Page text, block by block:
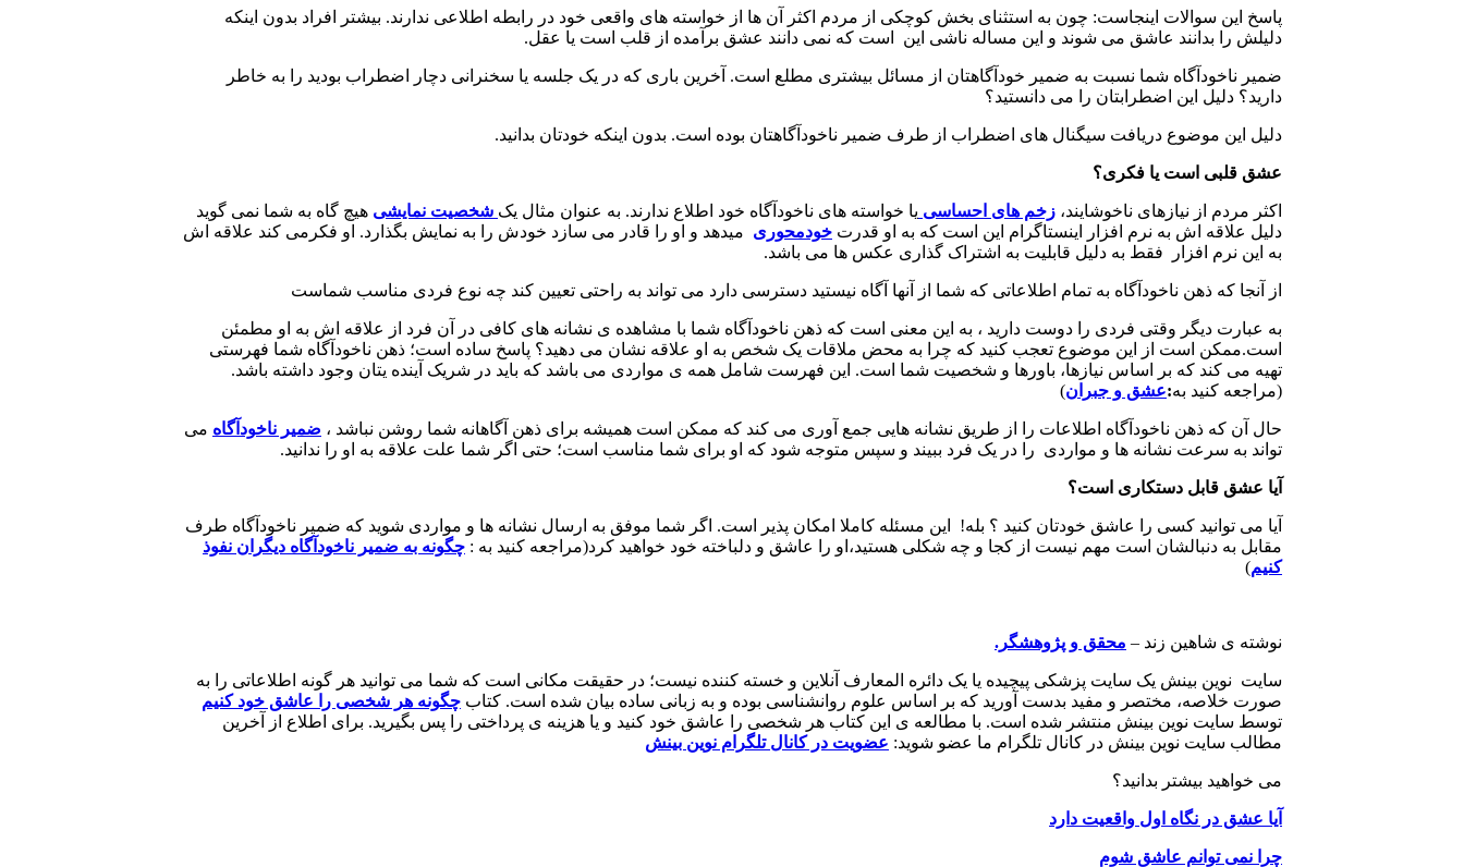
پاسخ این سوالات اینجاست: چون به استثنای بخش کوچکی از مردم اکثر آن ها از خواسته های واقعی خود در رابطه اطلاعی ندارند. بیشتر افراد بدون اینکه
دلیلش را بدانند عاشق می شوند و این مساله ناشی این است که نمی دانند عشق برآمده از قلب است یا عقل.
ضمیر ناخودآگاه شما نسبت به ضمیر خودآگاهتان از مسائل بیشتری مطلع است. آخرین باری که در یک جلسه یا سخنرانی دچار اضطراب بودید را به خاطر
دارید؟ دلیل این اضطرابتان را می دانستید؟
دلیل این موضوع دریافت سیگنال های اضطراب از طرف ضمیر ناخودآگاهتان بوده است. بدون اینکه خودتان بدانید.
عشق قلبی است یا فکری؟
اکثر مردم از نیازهای ناخوشایند، زخم های احساسی یا خواسته های ناخودآگاه خود اطلاع ندارند. به عنوان مثال یک شخصیت نمایشی هیچ گاه به شما نمی گوید
دلیل علاقه اش به نرم افزار اینستاگرام این است که به او قدرت خودمحوری میدهد و او را قادر می سازد خودش را به نمایش بگذارد. او فکرمی کند علاقه اش
به این نرم افزار فقط به دلیل قابلیت به اشتراک گذاری عکس ها می باشد.
از آنجا که ذهن ناخودآگاه به تمام اطلاعاتی که شما از آنها آگاه نیستید دسترسی دارد می تواند به راحتی تعیین کند چه نوع فردی مناسب شماست
به عبارت دیگر وقتی فردی را دوست دارید ، به این معنی است که ذهن ناخودآگاه شما با مشاهده ی نشانه های کافی در آن فرد از علاقه اش به او مطمئن
است.ممکن است از این موضوع تعجب کنید که چرا به محض ملاقات یک شخص به او علاقه نشان می دهید؟ پاسخ ساده است؛ ذهن ناخودآگاه شما فهرستی
تهیه می کند که بر اساس نیازها، باورها و شخصیت شما است. این فهرست شامل همه ی مواردی می باشد که باید در شریک آینده یتان وجود داشته باشد.
(مراجعه کنید به:عشق و جبران)
حال آن که ذهن ناخودآگاه اطلاعات را از طریق نشانه هایی جمع آوری می کند که ممکن است همیشه برای ذهن آگاهانه شما روشن نباشد ، ضمیر ناخودآگاه می
تواند به سرعت نشانه ها و مواردی را در یک فرد ببیند و سپس متوجه شود که او برای شما مناسب است؛ حتی اگر شما علت علاقه به او را ندانید.
آیا عشق قابل دستکاری است؟
آیا می توانید کسی را عاشق خودتان کنید ؟ بله! این مسئله کاملا امکان پذیر است. اگر شما موفق به ارسال نشانه ها و مواردی شوید که ضمیر ناخودآگاه طرف
مقابل به دنبالشان است مهم نیست از کجا و چه شکلی هستید،او را عاشق و دلباخته خود خواهید کرد(مراجعه کنید به : چگونه به ضمیر ناخودآگاه دیگران نفوذ
کنیم)
نوشته ی شاهین زند – محقق و پژوهشگر.
سایت نوین بینش یک سایت پزشکی پیچیده یا یک دائره المعارف آنلاین و خسته کننده نیست؛ در حقیقت مکانی است که شما می توانید هر گونه اطلاعاتی را به
صورت خلاصه، مختصر و مفید بدست آورید که بر اساس علوم روانشناسی بوده و به زبانی ساده بیان شده است. کتاب چگونه هر شخصی را عاشق خود کنیم
توسط سایت نوین بینش منتشر شده است. با مطالعه ی این کتاب هر شخصی را عاشق خود کنید و یا هزینه ی پرداختی را پس بگیرید. برای اطلاع از آخرین
مطالب سایت نوین بینش در کانال تلگرام ما عضو شوید: عضویت در کانال تلگرام نوین بینش
می خواهید بیشتر بدانید؟
آیا عشق در نگاه اول واقعیت دارد
چرا نمی توانم عاشق شوم